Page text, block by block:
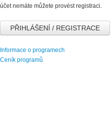
účet nemáte můžete provést registraci.
PŘIHLÁŠENÍ / REGISTRACE
Informace o programech
Ceník programů